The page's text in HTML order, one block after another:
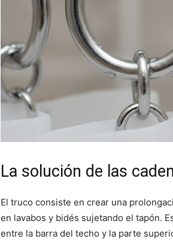
La solución de las
El truco consiste en crear una
en lavabos y bidés sujetando el tapón.
entre la barra del techo y la parte